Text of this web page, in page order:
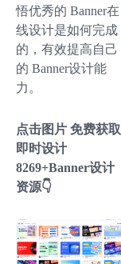
悟优秀的 Banner在
线设计是如何完成
的，有效提高自己
的 Banner设计能
力。
点击图片 免费获取
即时设计
8269+Banner设计
资源👇